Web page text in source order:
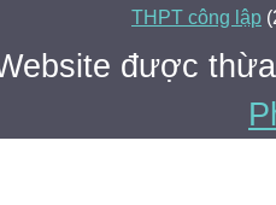
THPT công lập
được